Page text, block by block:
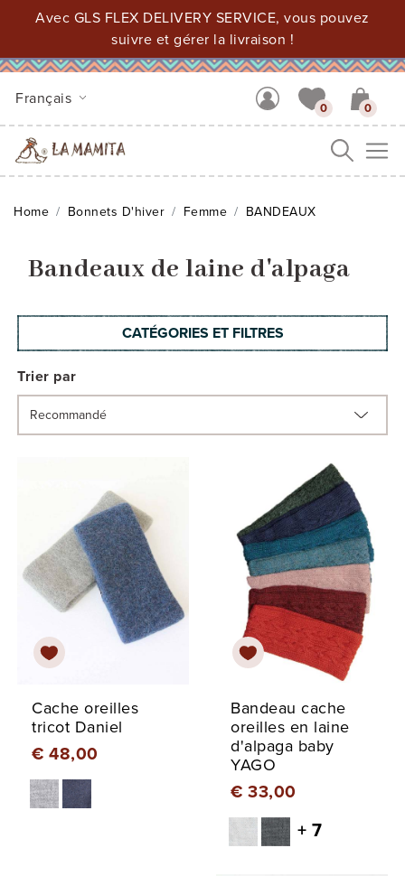
Avec GLS FLEX DELIVERY SERVICE, vous pouvez
suivre et gérer la livraison !
Français
0 0
Home Bonnets D'hiver Femme BANDEAUX
Bandeaux de laine d'alpaga
CATÉGORIES ET FILTRES
Trier par
Cache oreilles
tricot Daniel
€ 48,00
Bandeau cache
oreilles en laine
d'alpaga baby
YAGO
€ 33,00
+ 7